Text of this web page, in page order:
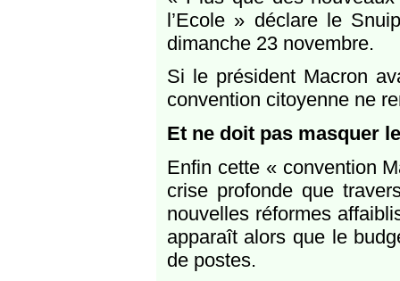
l’Ecole » déclare le
dimanche 23 novembre.
Si le président Macron
convention citoyenne ne
Et ne doit pas masquer
Enfin cette « convention
crise profonde que
nouvelles réformes
apparaît alors que le
de postes.